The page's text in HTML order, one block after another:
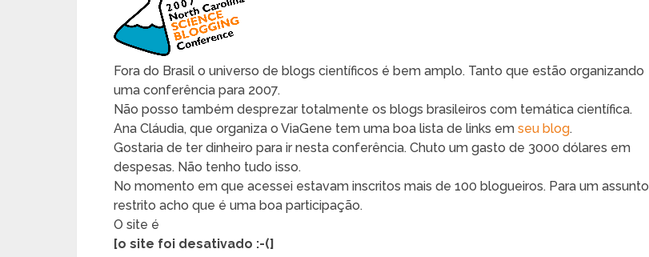
Fora do Brasil o universo de blogs científicos é bem amplo. Tanto que estão organizando
uma conferência para 2007.
Não posso também desprezar totalmente os blogs brasileiros com temática científica.
Ana Cláudia, que organiza o ViaGene tem uma boa lista de links em seu blog.
Gostaria de ter dinheiro para ir nesta conferência. Chuto um gasto de 3000 dólares em
despesas. Não tenho tudo isso.
No momento em que acessei estavam inscritos mais de 100 blogueiros. Para um assunto
restrito acho que é uma boa participação.
O site é
[o site foi desativado :-(]